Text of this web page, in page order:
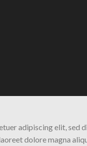
adipiscing elit, sed
dolore magna